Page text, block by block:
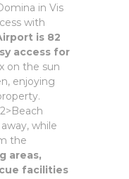
in Vis
with
is 82
access for
on the sun
enjoying
while
the
areas,
facilities